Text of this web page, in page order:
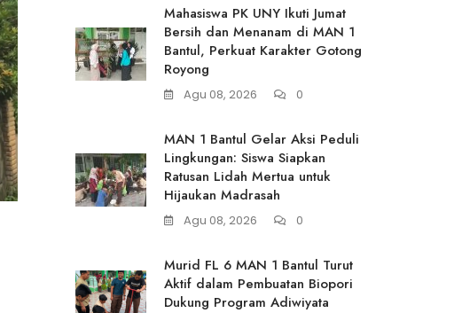
Mahasiswa PK UNY Ikuti Jumat
Bersih dan Menanam di MAN 1
Bantul, Perkuat Karakter Gotong
Royong
Agu 08, 2026 0
MAN 1 Bantul Gelar Aksi Peduli
Lingkungan: Siswa Siapkan
Ratusan Lidah Mertua untuk
Hijaukan Madrasah
Agu 08, 2026 0
Murid FL 6 MAN 1 Bantul Turut
Aktif dalam Pembuatan Biopori
Dukung Program Adiwiyata